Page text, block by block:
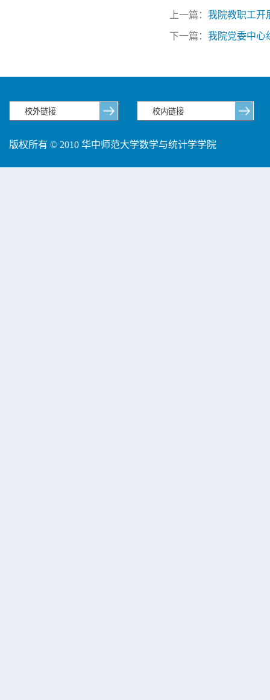
上一篇： 我院教职工开
下一篇： 我院党委中心
版权所有 © 2010 华中师范大学数学与统计学学院